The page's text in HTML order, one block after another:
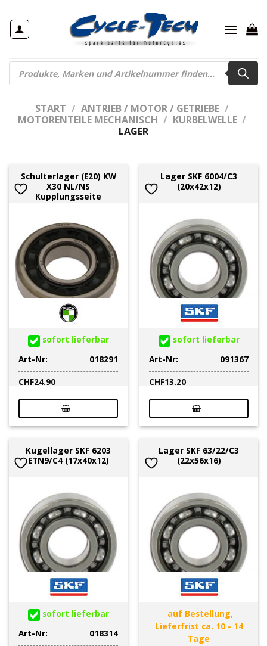
Inhalt
springen
Products
search
START / ANTRIEB / MOTOR / GETRIEBE /
MOTORENTEILE MECHANISCH / KURBELWELLE /
LAGER
Schulterlager (E20) KW
X30 NL/NS
Kupplungsseite
sofort lieferbar
Art-Nr:
018291
CHF24.90
Lager SKF 6004/C3
(20x42x12)
sofort lieferbar
Art-Nr:
091367
CHF13.20
Kugellager SKF 6203
ETN9/C4 (17x40x12)
sofort lieferbar
Art-Nr:
018314
Lager SKF 63/22/C3
(22x56x16)
auf Bestellung,
Lieferfrist ca. 10 - 14
Tage